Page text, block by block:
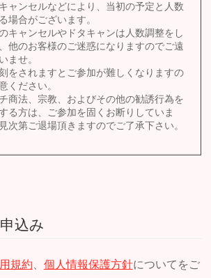
キャンセルなどにより、当初の予定と人数
場合がございます。
キャンセルやドタキャンは人数調整をし
他のお客様のご迷惑になりますのでご遠
ませ。
刻をされますとご参加が難しくなりますの
ください。
チ商法、宗教、およびその他の勧誘行為を
る方は、ご参加を固くお断りしていま
次第ご退場頂きますのでご了承下さい。
込み
規約 個人情報保護方針についてをご